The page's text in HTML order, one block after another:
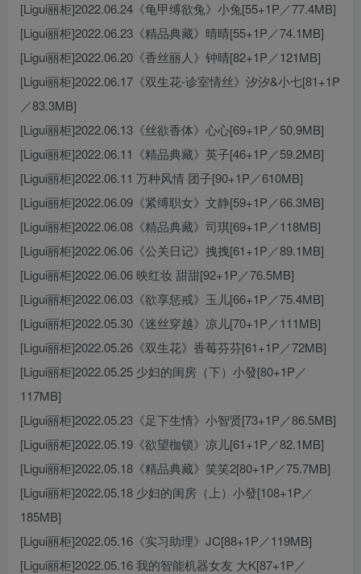
[Ligui丽柜]2022.06.24《龟甲缚欲兔》小兔[55+1P／77.4MB]
[Ligui丽柜]2022.06.23《精品典藏》晴晴[55+1P／74.1MB]
[Ligui丽柜]2022.06.20《香丝丽人》钟晴[82+1P／121MB]
[Ligui丽柜]2022.06.17《双生花-诊室情丝》汐汐&小七[81+1P
／83.3MB]
[Ligui丽柜]2022.06.13《丝欲香体》心心[69+1P／50.9MB]
[Ligui丽柜]2022.06.11《精品典藏》英子[46+1P／59.2MB]
[Ligui丽柜]2022.06.11 万种风情 团子[90+1P／610MB]
[Ligui丽柜]2022.06.09《紧缚职女》文静[59+1P／66.3MB]
[Ligui丽柜]2022.06.08《精品典藏》司琪[69+1P／118MB]
[Ligui丽柜]2022.06.06《公关日记》拽拽[61+1P／89.1MB]
[Ligui丽柜]2022.06.06 映红妆 甜甜[92+1P／76.5MB]
[Ligui丽柜]2022.06.03《欲享惩戒》玉儿[66+1P／75.4MB]
[Ligui丽柜]2022.05.30《迷丝穿越》凉儿[70+1P／111MB]
[Ligui丽柜]2022.05.26《双生花》香莓芬芬[61+1P／72MB]
[Ligui丽柜]2022.05.25 少妇的闺房（下）小發[80+1P／
117MB]
[Ligui丽柜]2022.05.23《足下生情》小智贤[73+1P／86.5MB]
[Ligui丽柜]2022.05.19《欲望枷锁》凉儿[61+1P／82.1MB]
[Ligui丽柜]2022.05.18《精品典藏》笑笑2[80+1P／75.7MB]
[Ligui丽柜]2022.05.18 少妇的闺房（上）小發[108+1P／
185MB]
[Ligui丽柜]2022.05.16《实习助理》JC[88+1P／119MB]
[Ligui丽柜]2022.05.16 我的智能机器女友 大K[87+1P／